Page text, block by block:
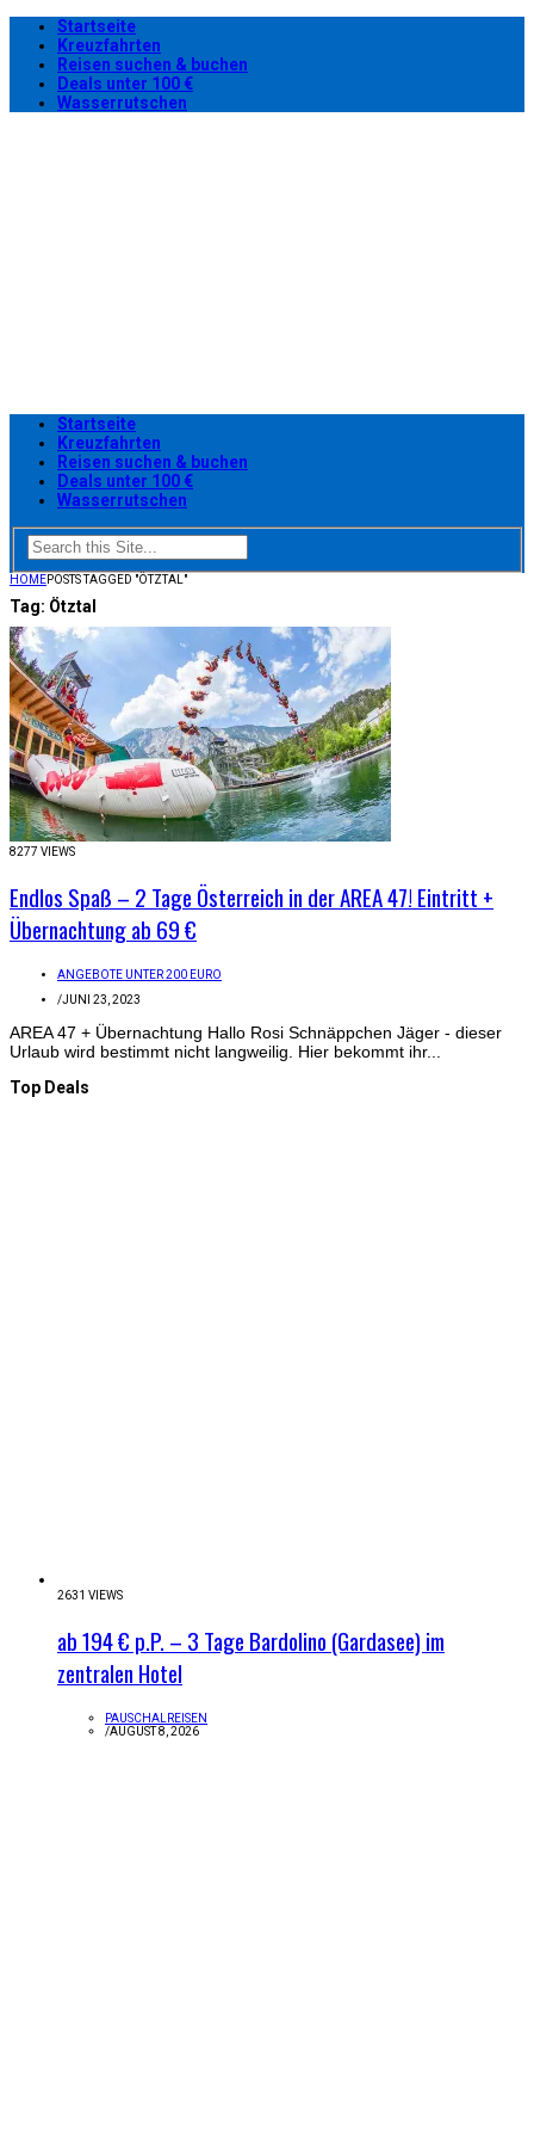
Startseite
Kreuzfahrten
Reisen suchen & buchen
Deals unter 100 €
Wasserrutschen
Startseite
Kreuzfahrten
Reisen suchen & buchen
Deals unter 100 €
Wasserrutschen
HOMEPOSTS TAGGED "ÖTZTAL"
Tag: Ötztal
8277 VIEWS
Endlos Spaß – 2 Tage Österreich in der AREA 47! Eintritt +
Übernachtung ab 69 €
ANGEBOTE UNTER 200 EURO
/JUNI 23, 2023
AREA 47 + Übernachtung Hallo Rosi Schnäppchen Jäger - dieser
Urlaub wird bestimmt nicht langweilig. Hier bekommt ihr...
Top Deals
2631 VIEWS
ab 194 € p.P. – 3 Tage Bardolino (Gardasee) im
zentralen Hotel
PAUSCHALREISEN
/AUGUST 8, 2026